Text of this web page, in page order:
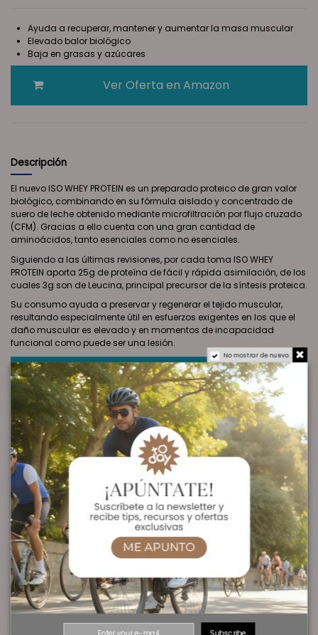
Ayuda a recuperar, mantener y aumentar la masa muscular
Elevado balor biológico
Baja en grasas y azúcares
Ver Oferta en Amazon
Descripción
El nuevo ISO WHEY PROTEIN es un preparado proteico de gran valor
biológico, combinando en su fórmula aislado y concentrado de
suero de leche obtenido mediante microfiltración por flujo cruzado
(CFM). Gracias a ello cuenta con una gran cantidad de
aminoácidos, tanto esenciales como no esenciales.
Siguiendo a las últimas revisiones, por cada toma ISO WHEY
PROTEIN aporta 25g de proteína de fácil y rápida asimilación, de los
cuales 3g son de Leucina, principal precursor de la síntesis proteica.
Su consumo ayuda a preservar y regenerar el tejido muscular,
resultando especialmente útil en esfuerzos exigentes en los que el
daño muscular es elevado y en momentos de incapacidad
funcional como puede ser una lesión.
Ver Oferta en Amazon
Ingredientes:
Proteína de la LECHE (concentrado y aislado de proteína de SUERO y
emulgente lecitina de SOJA), cacao en polvo desgrasado, aromas,
edulcorantes glucósidos de esteviol (E-960) y sucralosa (E-955).
No mostrar de nuevo.
Subscribe